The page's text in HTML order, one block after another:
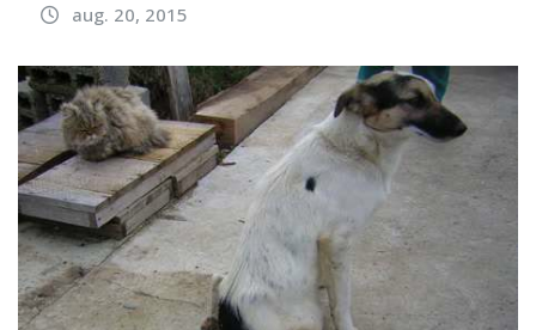
aug. 20, 2015